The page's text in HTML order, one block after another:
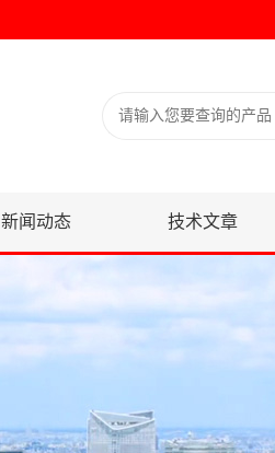
新闻动态 技术文章